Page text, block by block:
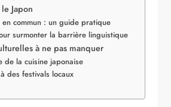
Japon
en commun : un guide pratique
surmonter la barrière linguistique
à ne pas manquer
de la cuisine japonaise
des festivals locaux